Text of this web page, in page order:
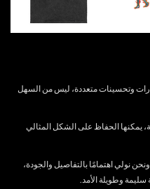
وتحسينات متعددة، ليس من السهل
يمكنها الحفاظ على الشكل المثالي
نولي اهتمامًا بالتفاصيل والجودة،
وطويلة الأمد.